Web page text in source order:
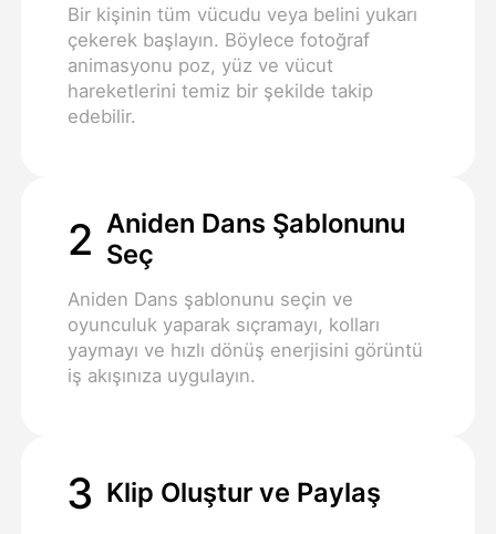
Bir kişinin tüm vücudu veya belini yukarı
çekerek başlayın. Böylece fotoğraf
animasyonu poz, yüz ve vücut
hareketlerini temiz bir şekilde takip
edebilir.
2 Aniden Dans Şablonunu
Seç
Aniden Dans şablonunu seçin ve
oyunculuk yaparak sıçramayı, kolları
yaymayı ve hızlı dönüş enerjisini görüntü
iş akışınıza uygulayın.
3 Klip Oluştur ve Paylaş